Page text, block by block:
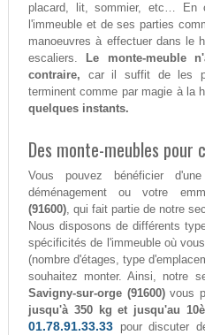
placard, lit, sommier, etc… En
l'immeuble et de ses parties
manoeuvres à effectuer dans le
escaliers.
Le monte-meuble
contraire, car il suffit de les
terminent comme par magie à la
quelques instants.
Des monte-meubles pour
Vous pouvez bénéficier
déménagement ou votre
(91600), qui fait partie de notre
Nous disposons de différents
spécificités de l'immeuble où
(nombre d'étages, type
souhaitez monter. Ainsi, notre
Savigny-sur-orge (91600)vous
jusqu'à 350 kg et jusqu'au
01.78.91.33.33pour discuter